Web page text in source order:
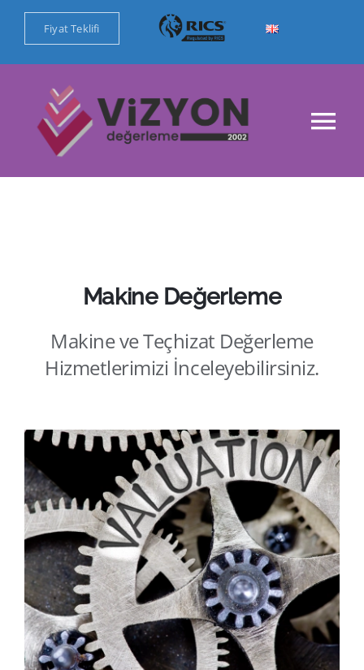
content
Fiyat Teklifi
Ana Sayfa
Referanslar
Makine Değerleme
Makine ve Teçhizat Değerleme
Hizmetlerimizi İnceleyebilirsiniz.